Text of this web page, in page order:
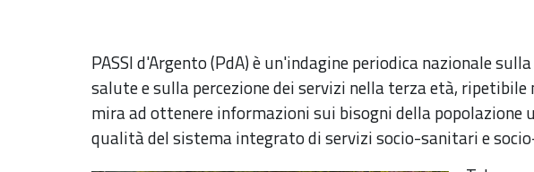
PASSI d'Argento (PdA) è un'indagine periodica nazionale
salute e sulla percezione dei servizi nella terza età, ripetibile
mira ad ottenere informazioni sui bisogni della popolazione
qualità del sistema integrato di servizi socio-sanitari e